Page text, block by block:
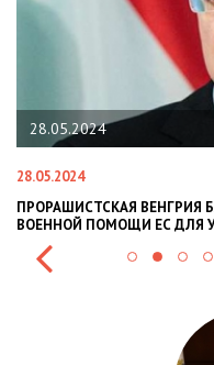
28.05.2024
28.05.2024
ПРОРАШИСТСКАЯ ВЕНГРИЯ
ВОЕННОЙ ПОМОЩИ ЕС ДЛЯ